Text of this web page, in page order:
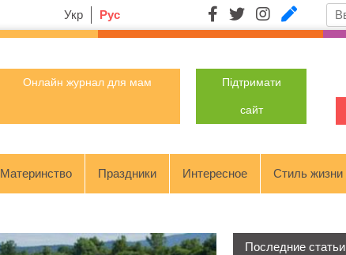
Укр Рус
Онлайн журнал для мам Підтримати
сайт
Материнство Праздники Интересное Стиль жизни
Последние статьи